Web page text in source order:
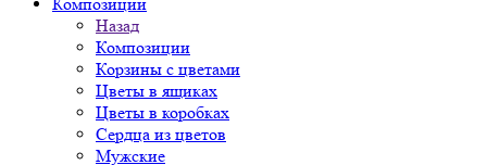
Назад
Композиции
Корзины с цветами
Цветы в ящиках
Цветы в коробках
Сердца из цветов
Мужские